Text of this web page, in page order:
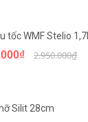
tốc WMF Stelio 1,7L
2.950.000₫
Silit 28cm